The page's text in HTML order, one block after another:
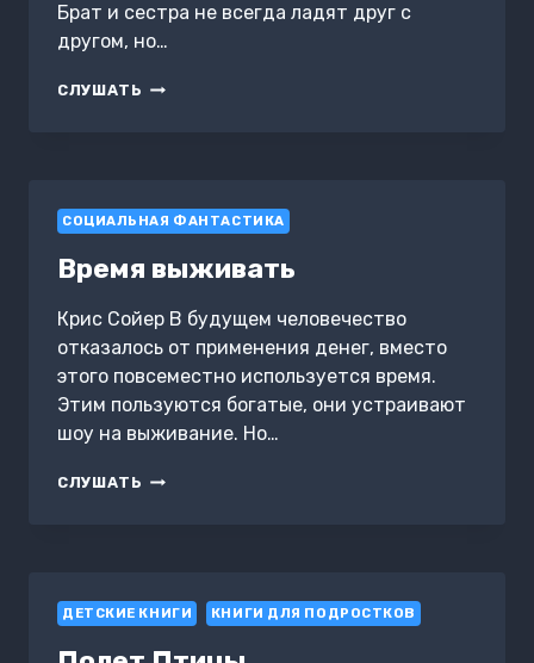
Брат и сестра не всегда ладят друг с
другом, но…
СЛУШАТЬ ТИМКИНО
СОЦИАЛЬНАЯ ФАНТАСТИКА
Время выживать
Крис Сойер В будущем человечество
отказалось от применения денег, вместо
этого повсеместно используется время.
Этим пользуются богатые, они устраивают
шоу на выживание. Но…
СЛУШАТЬ ВРЕМЯ
ДЕТСКИЕ КНИГИ КНИГИ ДЛЯ ПОДРОСТКОВ